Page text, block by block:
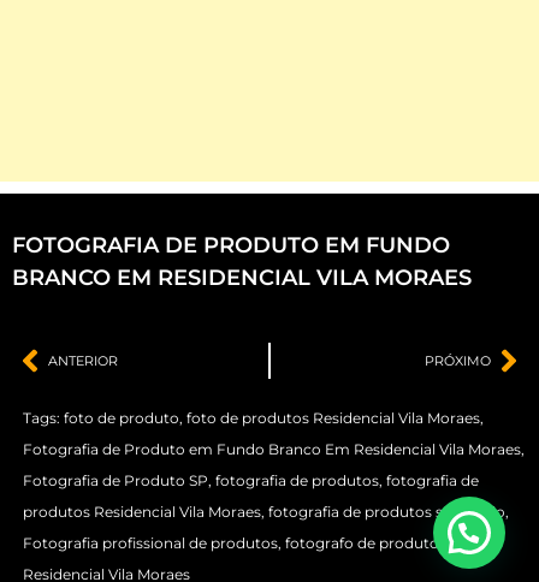
FOTOGRAFIA DE PRODUTO EM FUNDO
BRANCO EM RESIDENCIAL VILA MORAES
ANTERIOR PRÓXIMO
Tags: foto de produto, foto de produtos Residencial Vila Moraes,
Fotografia de Produto em Fundo Branco Em Residencial Vila Moraes,
Fotografia de Produto SP, fotografia de produtos, fotografia de
produtos Residencial Vila Moraes, fotografia de produtos são paulo,
Fotografia profissional de produtos, fotografo de produtos
Residencial Vila Moraes